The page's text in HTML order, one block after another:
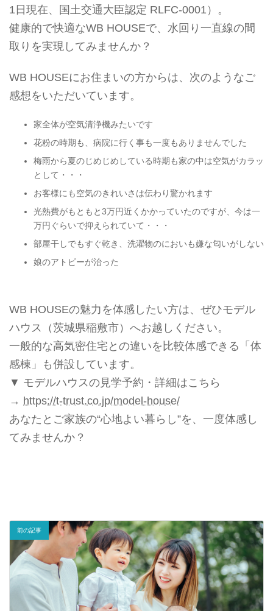
1日現在、国土交通大臣認定 RLFC-0001）。
健康的で快適なWB HOUSEで、水回り一直線の間
取りを実現してみませんか？
WB HOUSEにお住まいの方からは、次のようなご
感想をいただいています。
家全体が空気清浄機みたいです
花粉の時期も、病院に行く事も一度もありませんでした
梅雨から夏のじめじめしている時期も家の中は空気がカラッ
として・・・
お客様にも空気のきれいさは伝わり驚かれます
光熱費がもともと3万円近くかかっていたのですが、今は一
万円ぐらいで抑えられていて・・・
部屋干しでもすぐ乾き、洗濯物のにおいも嫌な匂いがしない
娘のアトピーが治った
WB HOUSEの魅力を体感したい方は、ぜひモデル
ハウス（茨城県稲敷市）へお越しください。
一般的な高気密住宅との違いを比較体感できる「体
感棟」も併設しています。
▼ モデルハウスの見学予約・詳細はこちら
→ https://t-trust.co.jp/model-house/
あなたとご家族の“心地よい暮らし”を、一度体感し
てみませんか？
前の記事